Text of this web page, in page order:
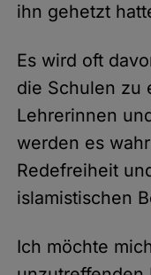
ihn gehetzt
Es wird oft
die Schulen zu
Lehrerinnen
werden es
Redefreiheit
islamistischen
Ich möchte